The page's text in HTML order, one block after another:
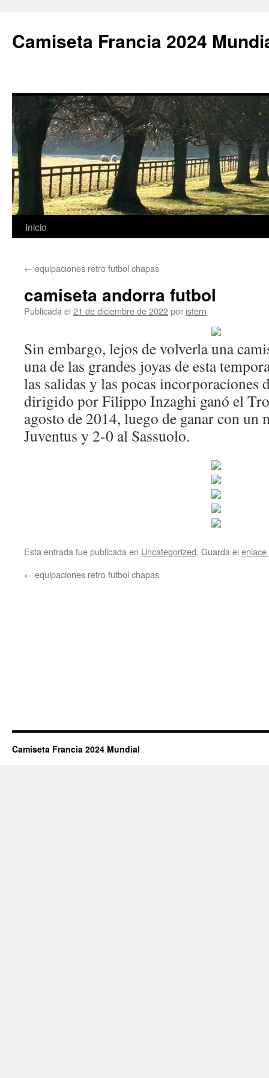
Camiseta Francia 2024
Saltar
contenido
Inicio
← equipaciones retro futbol chapas
camiseta andorra futbol
Publicada el 21 de diciembre de 2022por istern
Sin embargo, lejos de volverla una
una de las grandes joyas de esta
las salidas y las pocas incorporaciones
dirigido por Filippo Inzaghi ganó el
agosto de 2014, luego de ganar con un
Juventus y 2-0 al Sassuolo.
Esta entrada fue publicada en Uncategorized. Guarda el
← equipaciones retro futbol chapas
Camiseta Francia 2024 Mundial